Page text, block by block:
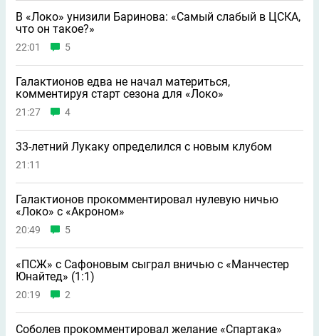
В «Локо» унизили Баринова: «Самый слабый в ЦСКА,
что он такое?»
22:01 5
Галактионов едва не начал материться,
комментируя старт сезона для «Локо»
21:27 4
33-летний Лукаку определился с новым клубом
21:11
Галактионов прокомментировал нулевую ничью
«Локо» с «Акроном»
20:49 5
«ПСЖ» с Сафоновым сыграл вничью с «Манчестер
Юнайтед» (1:1)
20:19 2
Соболев прокомментировал желание «Спартака»